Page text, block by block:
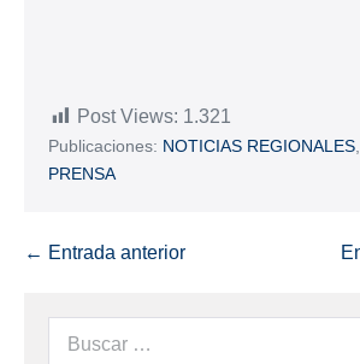
Post Views: 1.321
Publicaciones: NOTICIAS REGIONALES
PRENSA
← Entrada anterior